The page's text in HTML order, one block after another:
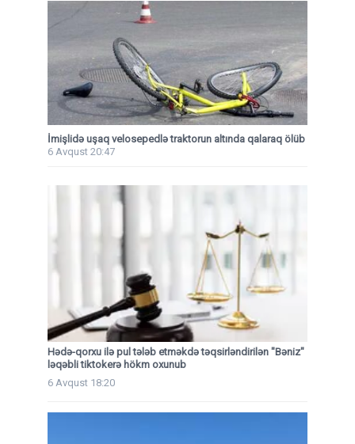
İmişlidə uşaq velosepedlə traktorun altında qalaraq ölüb
6 Avqust 20:47
Hədə-qorxu ilə pul tələb etməkdə təqsirləndirilən "Bəniz"
ləqəbli tiktokerə hökm oxunub
6 Avqust 18:20